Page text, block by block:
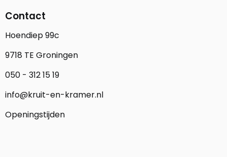
Contact
Hoendiep 99c
9718 TE Groningen
050 - 312 15 19
info@kruit-en-kramer.nl
Openingstijden